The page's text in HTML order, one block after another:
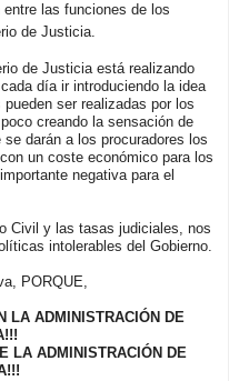
las funciones de los
de Justicia.
de Justicia está realizando
día ir introduciendo la idea
ser realizadas por los
creando la sensación de
darán a los procuradores los
un coste económico para los
negativa para el
Civil y las tasas judiciales, nos
intolerables del Gobierno.
PORQUE,
LA ADMINISTRACIÓN DE
LA ADMINISTRACIÓN DE